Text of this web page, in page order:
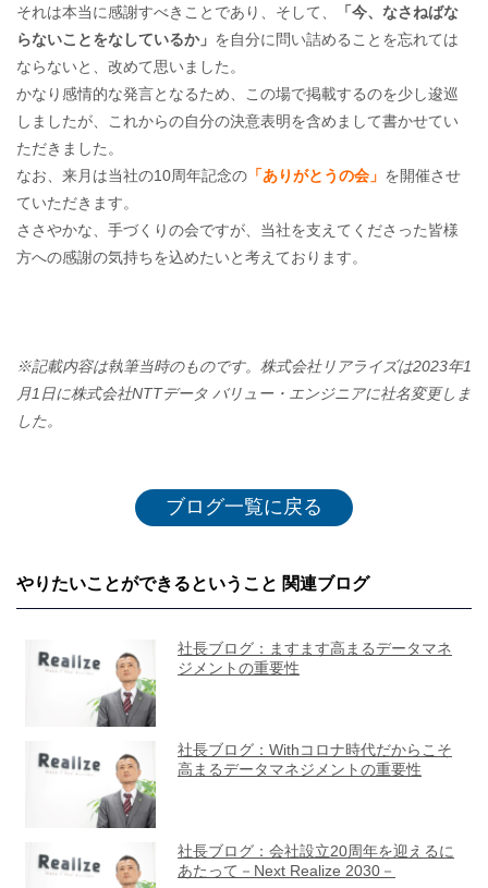
それは本当に感謝すべきことであり、そして、
「今、なさねばな
らないことをなしているか」 を自分に問い詰めることを忘れては
ならないと、改めて思いました。
かなり感情的な発言となるため、この場で掲載するのを少し逡巡
しましたが、これからの自分の決意表明を含めまして書かせてい
ただきました。
なお、来月は当社の10周年記念の 「ありがとうの会」 を開催させ
ていただきます。
ささやかな、手づくりの会ですが、当社を支えてくださった皆様
方への感謝の気持ちを込めたいと考えております。
※記載内容は執筆当時のものです。株式会社リアライズは2023年1
月1日に株式会社NTTデータ バリュー・エンジニアに社名変更しま
した。
ブログ一覧に戻る
やりたいことができるということ 関連ブログ